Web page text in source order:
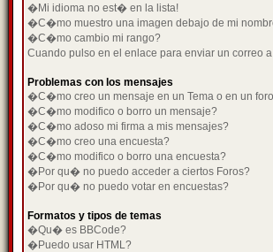
�Mi idioma no est� en la lista!
�C�mo muestro una imagen debajo de mi
�C�mo cambio mi rango?
Cuando pulso en el enlace para enviar un correo
Problemas con los mensajes
�C�mo creo un mensaje en un Tema o en un
�C�mo modifico o borro un mensaje?
�C�mo adoso mi firma a mis mensajes?
�C�mo creo una encuesta?
�C�mo modifico o borro una encuesta?
�Por qu� no puedo acceder a ciertos Foros?
�Por qu� no puedo votar en encuestas?
Formatos y tipos de temas
�Qu� es BBCode?
�Puedo usar HTML?